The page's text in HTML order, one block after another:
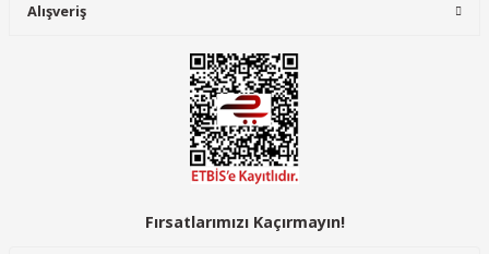
Alışveriş
Fırsatlarımızı Kaçırmayın!